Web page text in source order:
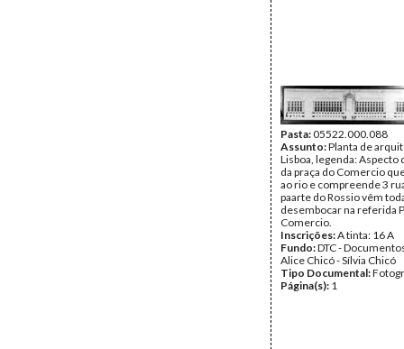
Pasta:05522.000.088
Assunto:Planta de
Lisboa, legenda: Aspecto
da praça do Comercio
ao rio e compreende 3
paarte do Rossio vêm
desembocar na referida
Comercio.
Inscrições:A tinta: 16 A
Fundo:DTC -
Alice Chicó - Sílvia Chicó
Tipo Documental:
Página(s): 1